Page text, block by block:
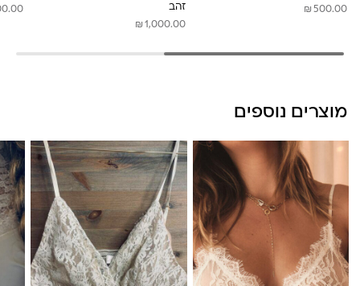
₪ 500.00
זהב
₪ 1,000.00
מוצרים נוספים